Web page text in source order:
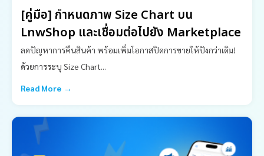
[คู่มือ] กำหนดภาพ Size Chart บน
LnwShop และเชื่อมต่อไปยัง Marketplace
ลดปัญหาการคืนสินค้า พร้อมเพิ่มโอกาสปิดการขายให้ปังกว่าเดิม!
ด้วยการระบุ Size Chart...
Read More →